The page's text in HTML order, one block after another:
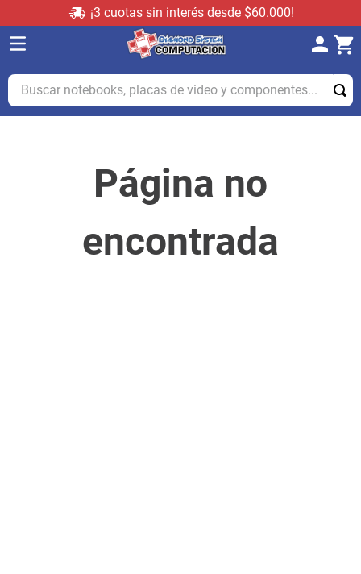
¡3 cuotas sin interés desde $60.000!
Buscar notebooks, placas de video y componentes...
Página no
encontrada